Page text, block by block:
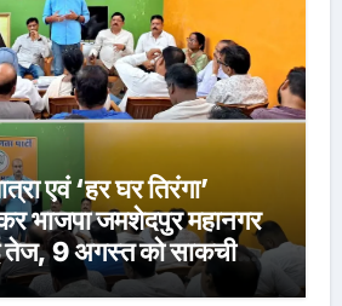
एवं ‘हर घर तिरंगा’
भाजपा जमशेदपुर महानगर
तेज, 9 अगस्त को साकची
से निकलेगी विशाल तिरंगा